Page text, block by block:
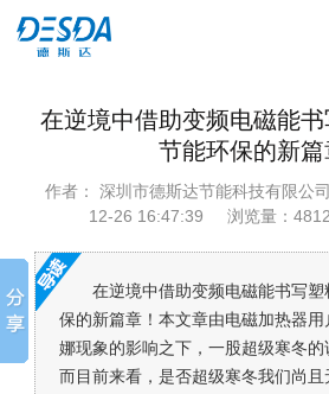
在逆境中借助变频电磁能
节能环保的新篇
作者： 深圳市德斯达节能科技有限公司
12-26 16:47:39
浏览量：
在逆境中借助变频电磁能书写
保的新篇章！本文章由电磁加热器
娜现象的影响之下，一股超级寒冬的
而目前来看，是否超级寒冬我们尚